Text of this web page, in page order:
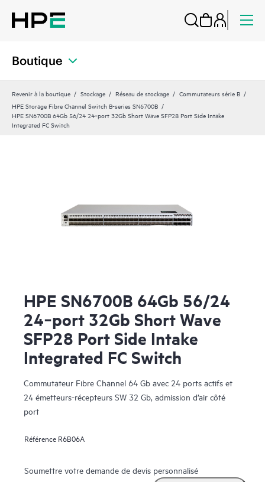
Boutique
Revenir à la boutique Stockage Réseau de stockage
Commutateurs série B
HPE Storage Fibre Channel Switch B-series SN6700B
HPE SN6700B 64Gb 56/24 24‑port 32Gb Short Wave SFP28 Port Side Intake
Integrated FC Switch
HPE SN6700B 64Gb 56/24
24‑port 32Gb Short Wave
SFP28 Port Side Intake
Integrated FC Switch
Commutateur Fibre Channel 64 Gb avec 24 ports actifs et
24 émetteurs-récepteurs SW 32 Gb, admission d’air côté
port
Référence R6B06A
Soumettre votre demande de devis personnalisé